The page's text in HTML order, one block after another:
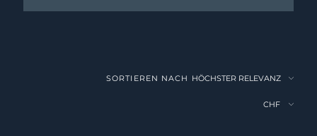
SORTIEREN NACH